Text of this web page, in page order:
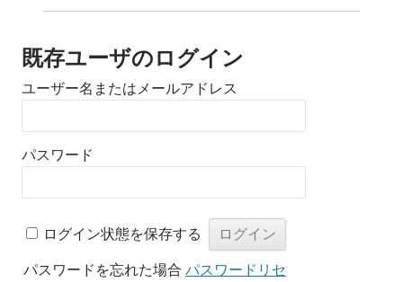
既存ユーザのログイン
ユーザー名またはメールアドレス
パスワード
ログイン状態を保存する
パスワードを忘れた場合 パスワードリセ